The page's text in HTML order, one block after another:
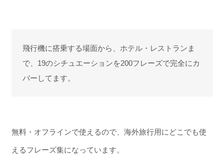
飛行機に搭乗する場面から、ホテル・レストランま
で、19のシチュエーションを200フレーズで完全にカ
バーしてます。
無料・オフラインで使えるので、海外旅行用にどこでも使
えるフレーズ集になっています。